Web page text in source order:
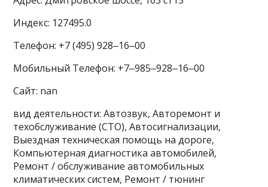
Индекс: 127495.0
Телефон: +7 (495) 928‒16‒00
Мобильный Телефон: +7‒985‒928‒16‒00
Сайт: nan
вид деятельности: Автозвук, Авторемонт и
техобслуживание (СТО), Автосигнализации,
Выездная техническая помощь на дороге,
Компьютерная диагностика автомобилей,
Ремонт / обслуживание автомобильных
климатических систем, Ремонт / тюнинг